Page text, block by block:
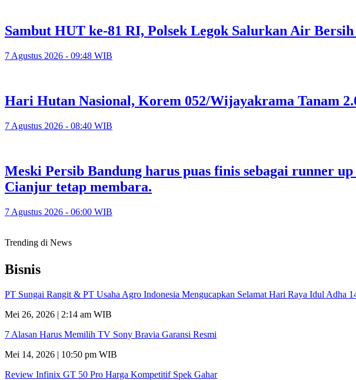
Sambut HUT ke-81 RI, Polsek Legok Salurkan Air
7 Agustus 2026 - 09:48 WIB
Hari Hutan Nasional, Korem 052/Wijayakrama Tanam
7 Agustus 2026 - 08:40 WIB
Meski Persib Bandung harus puas finis sebagai runner
Cianjur tetap membara.
7 Agustus 2026 - 06:00 WIB
Trending di News
Bisnis
PT Sungai Rangit & PT Usaha Agro Indonesia Mengucapkan Selamat Hari Raya Idul Adha
Mei 26, 2026 | 2:14 am WIB
7 Alasan Harus Memilih TV Sony Bravia Garansi Resmi
Mei 14, 2026 | 10:50 pm WIB
Review Infinix GT 50 Pro Harga Kompetitif Spek Gahar